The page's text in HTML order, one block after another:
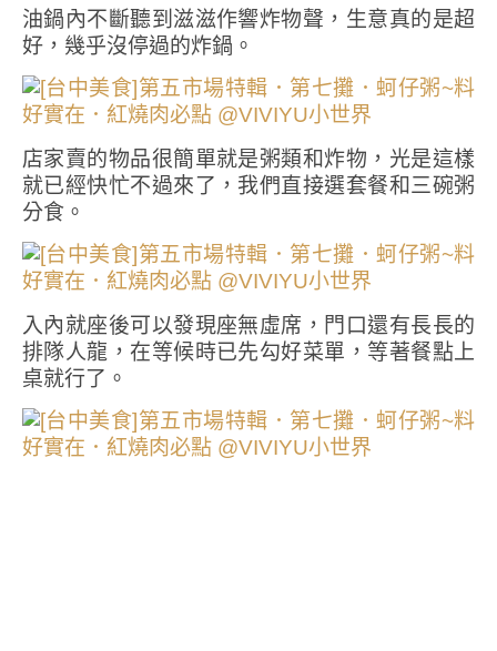
油鍋內不斷聽到滋滋作響炸物聲，生意真的是超
好，幾乎沒停過的炸鍋。
店家賣的物品很簡單就是粥類和炸物，光是這樣
就已經快忙不過來了，我們直接選套餐和三碗粥
分食。
入內就座後可以發現座無虛席，門口還有長長的
排隊人龍，在等候時已先勾好菜單，等著餐點上
桌就行了。